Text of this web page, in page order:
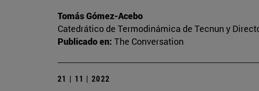
Tomás Gómez-Acebo
Catedrático de Termodinámica de Tecnun y
Publicado en: The Conversation
21 | 11 | 2022